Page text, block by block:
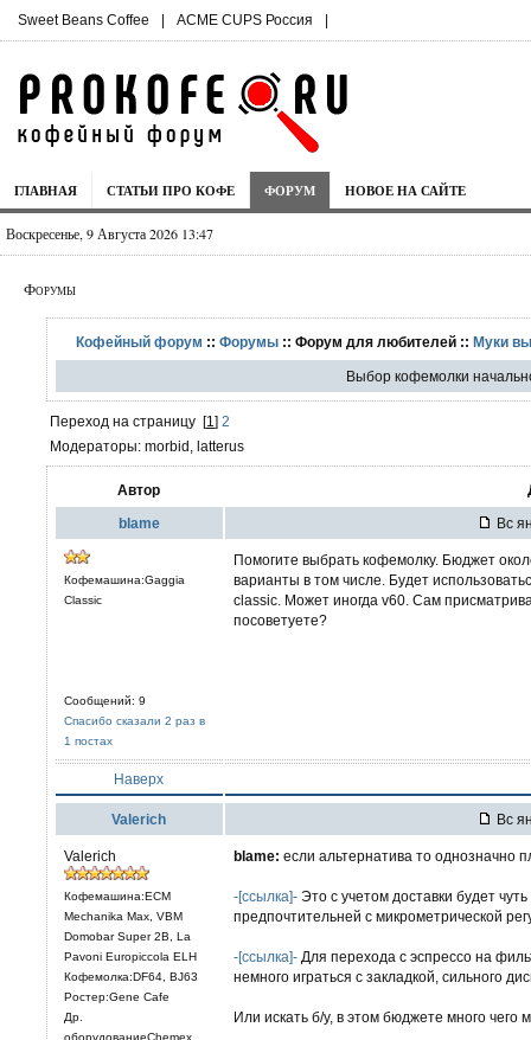
Sweet Beans Coffee | ACME CUPS Россия |
ГЛАВНАЯ СТАТЬИ ПРО КОФЕ ФОРУМ НОВОЕ НА САЙТЕ
Воскресенье, 9 Августа 2026 13:47
Форумы
Кофейный форум ::Форумы :: Форум для любителей ::Муки
Выбор кофемолки
Переход на страницу [1 ] 2
Модераторы: morbid, latterus
Автор
blame Вс
Кофемашина:Gaggia
Classic
Сообщений: 9
Спасибо сказали 2 раз в
1 постах
Помогите выбрать кофемолку. Бюджет
варианты в том числе. Будет
classic. Может иногда v60. Сам
посоветуете?
Наверх
Valerich Вс
Valerich
Кофемашина:ECM
Mechanika Max, VBM
Domobar Super 2B, La
Pavoni Europiccola ELH
Кофемолка:DF64, BJ63
Ростер:Gene Cafe
Др.
оборудованиеChemex,
blame: если альтернатива то однозначно
-[ссылка]- Это с учетом доставки будет
предпочтительней с микрометрической
-[ссылка]- Для перехода с эспрессо на
немного играться с закладкой, сильного
Или искать б/у, в этом бюджете много